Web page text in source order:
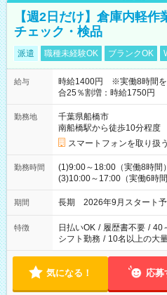
【週2日だけ】倉庫内軽
チェック・検品
派遣 職種未経験OK ブランクOK
給与
時給1400円 ※実働8時間を
合25％割増：時給1750円
勤務地
千葉県船橋市
南船橋駅から徒歩10分程度
スマートフォンを取り扱
勤務時間
(1)9:00～18:00（実働8時間
(3)10:00～17:00（実働6時
期間 長期 2026年9月スタート
特徴 日払いOK / 履歴書不要 / 40
シフト勤務 / 10名以上の大
気になる！ 応募